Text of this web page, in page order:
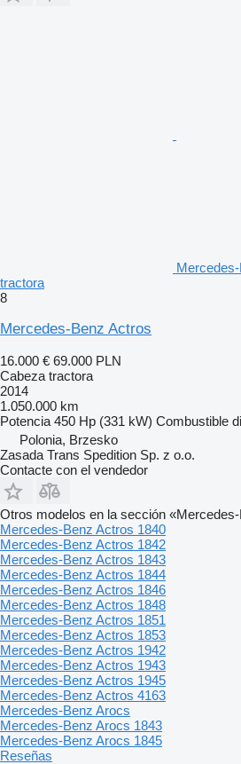
tractora
8
Mercedes-Benz Actros
16.000 € 69.000 PLN
Cabeza tractora
2014
1.050.000 km
Potencia 450 Hp (331 kW) Combustible
Polonia, Brzesko
Zasada Trans Spedition Sp. z o.o.
Contacte con el vendedor
Otros modelos en la sección
Mercedes-Benz Actros 1840
Mercedes-Benz Actros 1842
Mercedes-Benz Actros 1843
Mercedes-Benz Actros 1844
Mercedes-Benz Actros 1846
Mercedes-Benz Actros 1848
Mercedes-Benz Actros 1851
Mercedes-Benz Actros 1853
Mercedes-Benz Actros 1942
Mercedes-Benz Actros 1943
Mercedes-Benz Actros 1945
Mercedes-Benz Actros 4163
Mercedes-Benz Arocs
Mercedes-Benz Arocs 1843
Mercedes-Benz Arocs 1845
Reseñas